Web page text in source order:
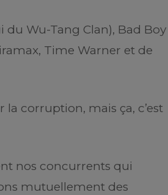
du Wu-Tang Clan), Bad Boy
Time Warner et de
corruption, mais ça, c’est
nos concurrents qui
mutuellement des